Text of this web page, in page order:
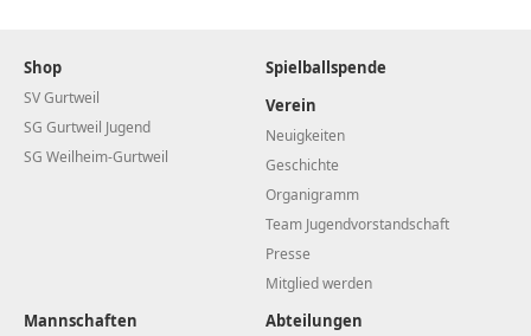
Shop
SV Gurtweil
SG Gurtweil Jugend
SG Weilheim-Gurtweil
Spielballspende
Verein
Neuigkeiten
Geschichte
Organigramm
Team Jugendvorstandschaft
Presse
Mitglied werden
Mannschaften Abteilungen